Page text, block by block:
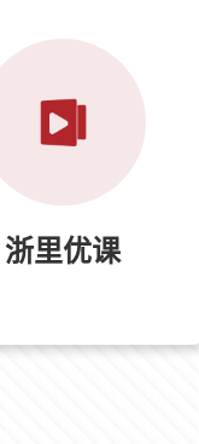
浙里优课